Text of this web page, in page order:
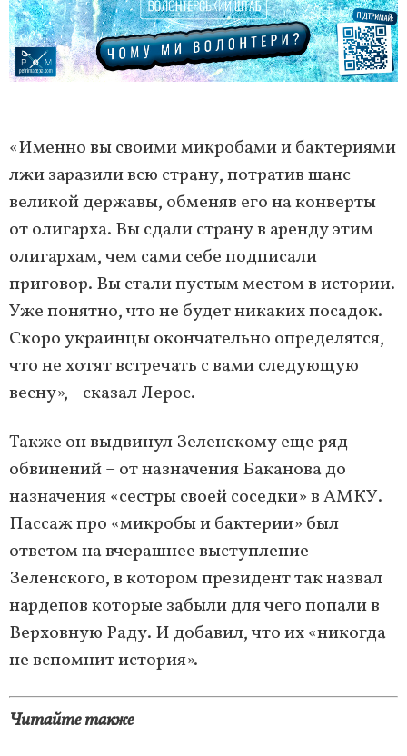
«Именно вы своими микробами и бактериями
лжи заразили всю страну, потратив шанс
великой державы, обменяв его на конверты
от олигарха. Вы сдали страну в аренду этим
олигархам, чем сами себе подписали
приговор. Вы стали пустым местом в истории.
Уже понятно, что не будет никаких посадок.
Скоро украинцы окончательно определятся,
что не хотят встречать с вами следующую
весну», - сказал Лерос.
Также он выдвинул Зеленскому еще ряд
обвинений – от назначения Баканова до
назначения «сестры своей соседки» в АМКУ.
Пассаж про «микробы и бактерии» был
ответом на вчерашнее выступление
Зеленского, в котором президент так назвал
нардепов которые забыли для чего попали в
Верховную Раду. И добавил, что их «никогда
не вспомнит история».
Читайте также